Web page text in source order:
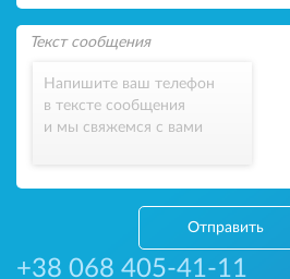
Напишите ваш телефон
в тексте сообщения
и мы свяжемся с вами
Отправить
+38 068 405-41-11